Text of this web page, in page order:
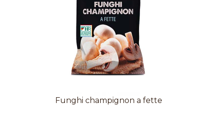
Funghi champignon a fette